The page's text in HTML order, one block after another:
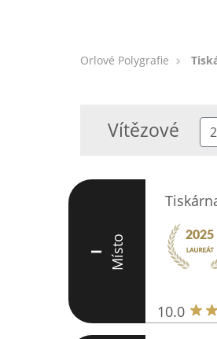
Orlové Polygrafie
Vítězové
I Místo
10.0